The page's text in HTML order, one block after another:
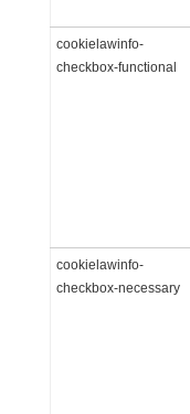
cookielawinfo-
checkbox-functional
cookielawinfo-
checkbox-necessary